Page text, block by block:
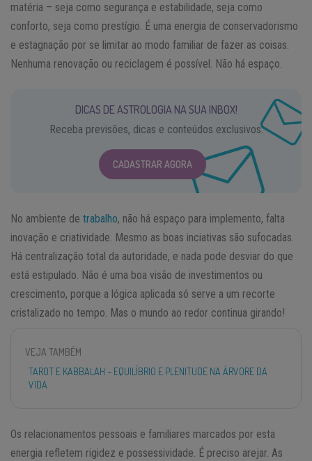
matéria – seja como segurança e estabilidade, seja como
conforto, seja como prestígio. É uma energia de conservadorismo
e estagnação por se limitar ao modo familiar de fazer as coisas.
Nenhuma renovação ou reciclagem é possível. Não há espaço.
DICAS DE ASTROLOGIA NA SUA INBOX!
Receba previsões, dicas e conteúdos exclusivos.
CADASTRAR AGORA
No ambiente de trabalho, não há espaço para implemento, falta
inovação e criatividade. Mesmo as boas inciativas são sufocadas.
Há centralização total da autoridade, e nada pode desviar do que
está estipulado. Não é uma boa visão de investimentos ou
crescimento, porque a lógica aplicada só serve a um recorte
cristalizado no tempo. Mas o mundo ao redor continua girando!
VEJA TAMBÉM
TAROT E KABBALAH – EQUILÍBRIO E PLENITUDE NA ÁRVORE DA
VIDA
Os relacionamentos pessoais e familiares marcados por esta
energia refletem rigidez e possessividade. É preciso arejar. As